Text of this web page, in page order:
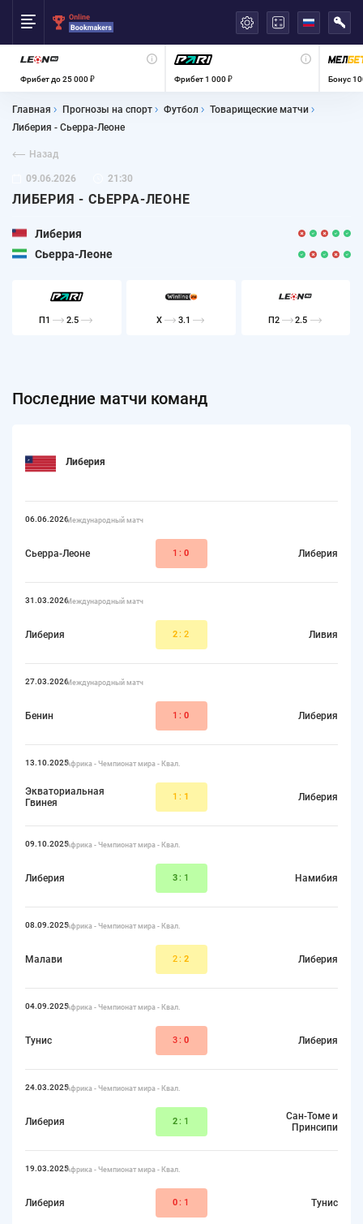
Фрибет до 25 000 ₽ Фрибет 1 000 ₽ Бонус
Главная Прогнозы на спорт Футбол
Товарищеские матчи
Либерия - Сьерра-Леоне
Назад
09.06.2026 21:30
ЛИБЕРИЯ - СЬЕРРА-ЛЕОНЕ
Либерия
Сьерра-Леоне
П1 2.5 X 3.1 П2 2.5
Последние матчи команд
Либерия
06.06.2026Международный матч
Сьерра-Леоне 1: 0 Либерия
31.03.2026Международный матч
Либерия 2:2 Ливия
27.03.2026Международный матч
Бенин 1: 0 Либерия
13.10.2025Африка - Чемпионат мира - Квал.
Экваториальная
Гвинея
1: 1 Либерия
09.10.2025Африка - Чемпионат мира - Квал.
Либерия 3:1 Намибия
08.09.2025Африка - Чемпионат мира - Квал.
Малави 2: 2 Либерия
04.09.2025Африка - Чемпионат мира - Квал.
Тунис 3: 0 Либерия
24.03.2025Африка - Чемпионат мира - Квал.
Либерия 2:1
Сан-Томе и
Принсипи
19.03.2025Африка - Чемпионат мира - Квал.
Либерия 0:1 Тунис